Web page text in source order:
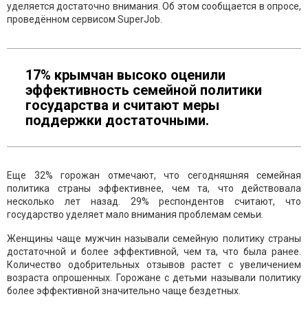
уделяется достаточно внимания. Об этом сообщается в опросе,
проведённом сервисом SuperJob.
17% крымчан высоко оценили
эффективность семейной политики
государства и считают меры
поддержки достаточными.
Еще 32% горожан отмечают, что сегодняшняя семейная
политика страны эффективнее, чем та, что действовала
несколько лет назад. 29% респондентов считают, что
государство уделяет мало внимания проблемам семьи.
Женщины чаще мужчин называли семейную политику страны
достаточной и более эффективной, чем та, что была ранее.
Количество одобрительных отзывов растет с увеличением
возраста опрошенных. Горожане с детьми называли политику
более эффективной значительно чаще бездетных.